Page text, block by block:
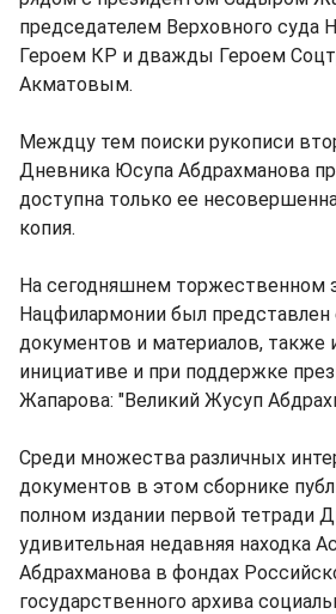
председателем Верховного суда
Героем КР и дважды Героем
Акматовым.
Междцу тем поиски рукописи
Дневника Юсупа Абдрахманова
доступна только ее
копия.
На сегодняшнем торжественном
Нацфилармонии был
документов и материалов, также
инициативе и при поддержке
Жапарова: "Великий Жусуп
Среди множества различных
документов в этом сборнике
полном издании первой тетради
удивительная недавняя находка
Абдрахманова в фондах
государственного архива